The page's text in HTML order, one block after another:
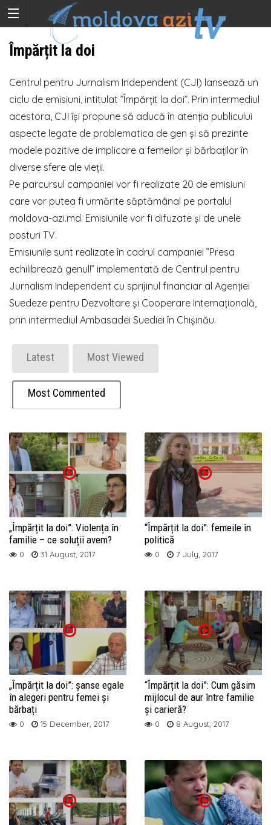
Împărțit la doi
Centrul pentru Jurnalism Independent (CJI) lansează un
ciclu de emisiuni, intitulat ”Împărțit la doi”. Prin intermediul
acestora, CJI își propune să aducă în atenția publicului
aspecte legate de problematica de gen și să prezinte
modele pozitive de implicare a femeilor și bărbaților în
diverse sfere ale vieții.
Pe parcursul campaniei vor fi realizate 20 de emisiuni
care vor putea fi urmărite săptămânal pe portalul
moldova-azi.md. Emisiunile vor fi difuzate și de unele
posturi TV.
Emisiunile sunt realizate în cadrul campaniei ”Presa
echilibrează genul!” implementată de Centrul pentru
Jurnalism Independent cu sprijinul financiar al Agenției
Suedeze pentru Dezvoltare și Cooperare Internațională,
prin intermediul Ambasadei Suediei în Chișinău.
Latest Most Viewed
Most Commented
„Împărțit la doi”: Violența în
familie – ce soluții avem?
0 31 August, 2017
“Împărțit la doi”: femeile în
politică
0 7 July, 2017
„Împărțit la doi”: șanse egale
în alegeri pentru femei și
bărbați
0 15 December, 2017
“Împărțit la doi”: Cum găsim
mijlocul de aur între familie
și carieră?
0 8 August, 2017